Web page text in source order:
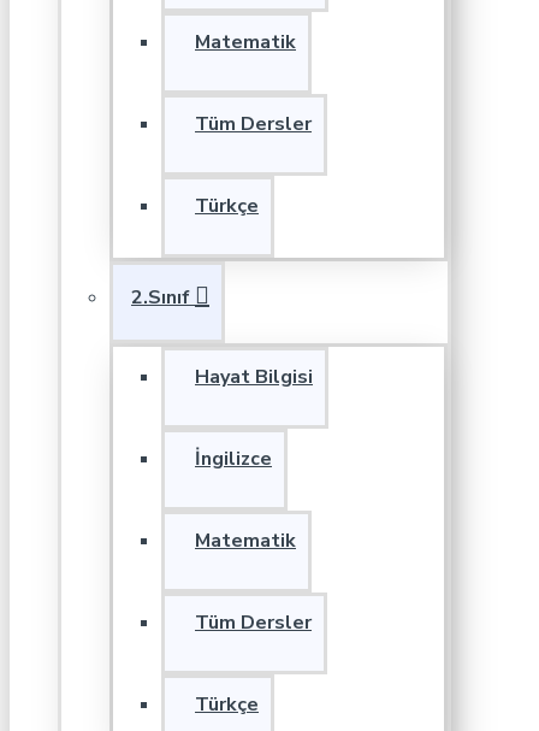
Matematik
Tüm Dersler
Türkçe
2.Sınıf
Hayat Bilgisi
İngilizce
Matematik
Tüm Dersler
Türkçe